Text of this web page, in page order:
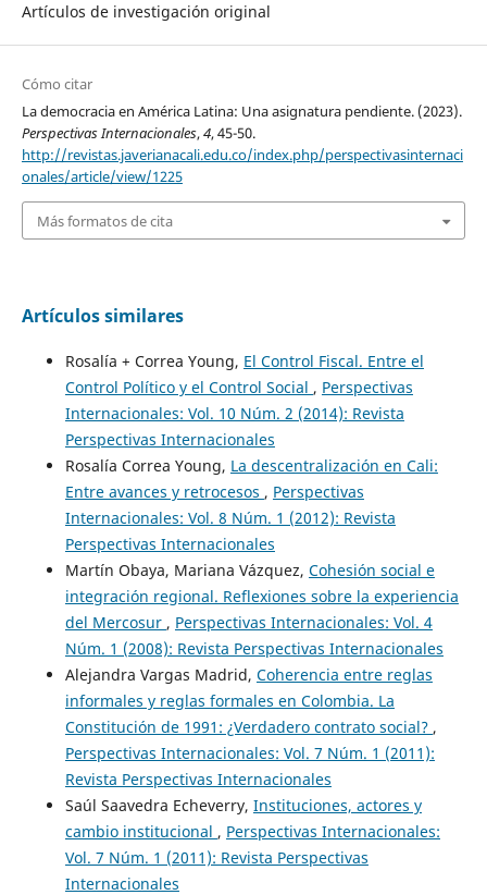
Artículos de investigación original
Cómo citar
La democracia en América Latina: Una asignatura pendiente. (2023).
Perspectivas Internacionales,4, 45-50.
http://revistas.javerianacali.edu.co/index.php/perspectivasinternaci
onales/article/view/1225
Más formatos de cita
Artículos similares
Rosalía + Correa Young, El Control Fiscal. Entre el
Control Político y el Control Social , Perspectivas
Internacionales: Vol. 10 Núm. 2 (2014): Revista
Perspectivas Internacionales
Rosalía Correa Young, La descentralización en Cali:
Entre avances y retrocesos , Perspectivas
Internacionales: Vol. 8 Núm. 1 (2012): Revista
Perspectivas Internacionales
Martín Obaya, Mariana Vázquez, Cohesión social e
integración regional. Reflexiones sobre la experiencia
del Mercosur , Perspectivas Internacionales: Vol. 4
Núm. 1 (2008): Revista Perspectivas Internacionales
Alejandra Vargas Madrid, Coherencia entre reglas
informales y reglas formales en Colombia. La
Constitución de 1991: ¿Verdadero contrato social? ,
Perspectivas Internacionales: Vol. 7 Núm. 1 (2011):
Revista Perspectivas Internacionales
Saúl Saavedra Echeverry, Instituciones, actores y
cambio institucional , Perspectivas Internacionales:
Vol. 7 Núm. 1 (2011): Revista Perspectivas
Internacionales